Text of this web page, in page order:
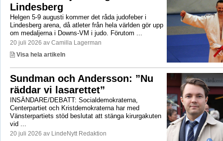
Lindesberg
Helgen 5-9 augusti kommer det råda judofeber i
Lindesberg arena, då atleter från hela världen gör upp
om medaljerna i Downs-VM i judo. Förutom ...
20 juli 2026 av Camilla Lagerman
Visa hela artikeln
Sundman och Andersson: ”Nu
räddar vi lasarettet”
INSÄNDARE/DEBATT: Socialdemokraterna,
Centerpartiet och Kristdemokraterna har med
Vänsterpartiets stöd beslutat att stänga kirurgakuten
vid ...
20 juli 2026 av LindeNytt Redaktion